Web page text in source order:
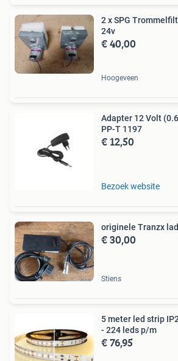
2 x SPG
24v
€ 40,00
Hoogeveen
Adapter 12 Volt
PP-T 1197
€ 12,50
Bezoek website
€ 30,00
Stiens
5 meter led strip
- 224 leds p/m
€ 76,95